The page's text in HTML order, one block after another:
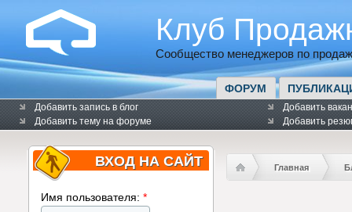
Клуб
Сообщество менеджеров по
ФОРУМ
Добавить запись в блог
Добавить тему на форуме
Добавить
Добавить
ВХОД НА САЙТ
Имя пользователя: *
Главная